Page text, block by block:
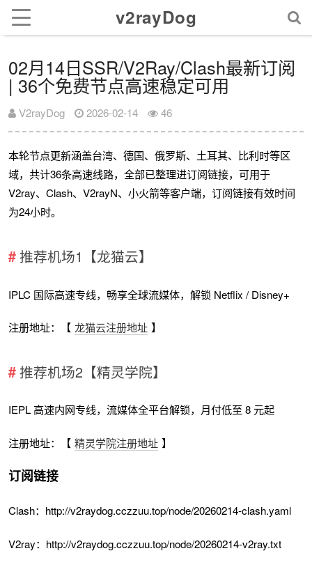
v2rayDog
02月14日SSR/V2Ray/Clash最新订阅
| 36个免费节点高速稳定可用
V2rayDog 2026-02-14 46
本轮节点更新涵盖台湾、德国、俄罗斯、土耳其、比利时等区
域，共计36条高速线路，全部已整理进订阅链接，可用于
V2ray、Clash、V2rayN、小火箭等客户端，订阅链接有效时间
为24小时。
推荐机场1【龙猫云】
IPLC 国际高速专线，畅享全球流媒体，解锁 Netflix / Disney+
注册地址：【 龙猫云注册地址 】
推荐机场2【精灵学院】
IEPL 高速内网专线，流媒体全平台解锁，月付低至 8 元起
注册地址：【 精灵学院注册地址 】
订阅链接
Clash：http://v2raydog.cczzuu.top/node/20260214-clash.yaml
V2ray：http://v2raydog.cczzuu.top/node/20260214-v2ray.txt